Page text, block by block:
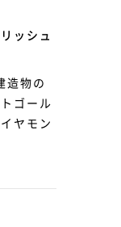
ッシュ
造物の
ゴール
ヤモン